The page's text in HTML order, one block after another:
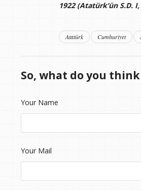
1922 (Atatürk’ün S.D. I,
Atatürk Cumhuriyet
So, what do you think
Your Name
Your Mail